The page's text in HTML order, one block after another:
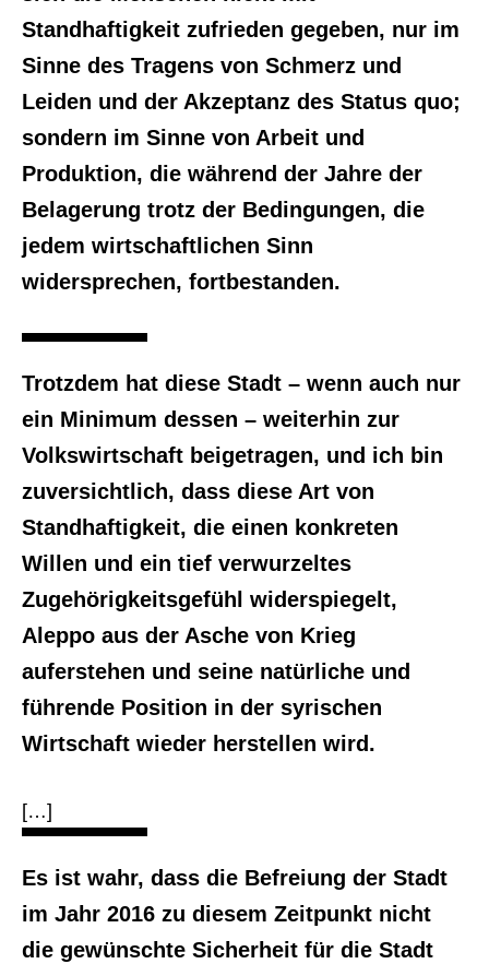
Standhaftigkeit zufrieden gegeben, nur im
Sinne des Tragens von Schmerz und
Leiden und der Akzeptanz des Status quo;
sondern im Sinne von Arbeit und
Produktion, die während der Jahre der
Belagerung trotz der Bedingungen, die
jedem wirtschaftlichen Sinn
widersprechen, fortbestanden.
Trotzdem hat diese Stadt – wenn auch nur
ein Minimum dessen – weiterhin zur
Volkswirtschaft beigetragen, und ich bin
zuversichtlich, dass diese Art von
Standhaftigkeit, die einen konkreten
Willen und ein tief verwurzeltes
Zugehörigkeitsgefühl widerspiegelt,
Aleppo aus der Asche von Krieg
auferstehen und seine natürliche und
führende Position in der syrischen
Wirtschaft wieder herstellen wird.
[…]
Es ist wahr, dass die Befreiung der Stadt
im Jahr 2016 zu diesem Zeitpunkt nicht
die gewünschte Sicherheit für die Stadt